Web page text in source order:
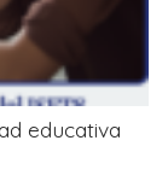
educativa